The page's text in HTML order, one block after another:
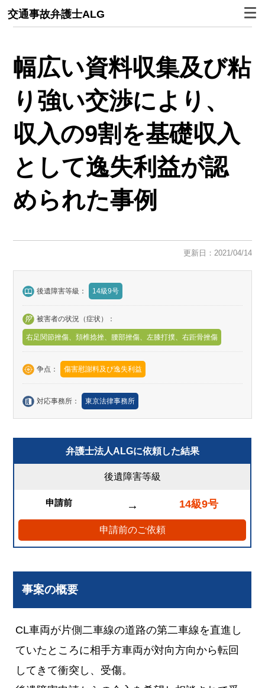
交通事故弁護士ALG
幅広い資料収集及び粘
り強い交渉により、
収入の9割を基礎収入
として逸失利益が認
められた事例
更新日：2021/04/14
後遺障害等級： 14級9号
被害者の状況（症状）：
右足関節挫傷、頚椎捻挫、腰部挫傷、左膝打撲、右距骨挫傷
争点： 傷害慰謝料及び逸失利益
対応事務所： 東京法律事務所
弁護士法人ALGに依頼した結果
後遺障害等級
申請前 → 14級9号
申請前のご依頼
事案の概要
CL車両が片側二車線の道路の第二車線を直進し
ていたところに相手方車両が対向方向から転回
してきて衝突し、受傷。